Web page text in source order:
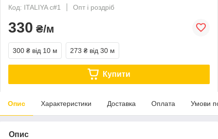
Код: ITALIYA c#1
Опт і роздріб
330 ₴/м
300 ₴ від 10 м 273 ₴ від 30 м
Купити
Опис Характеристики Доставка Оплата Умови
Опис